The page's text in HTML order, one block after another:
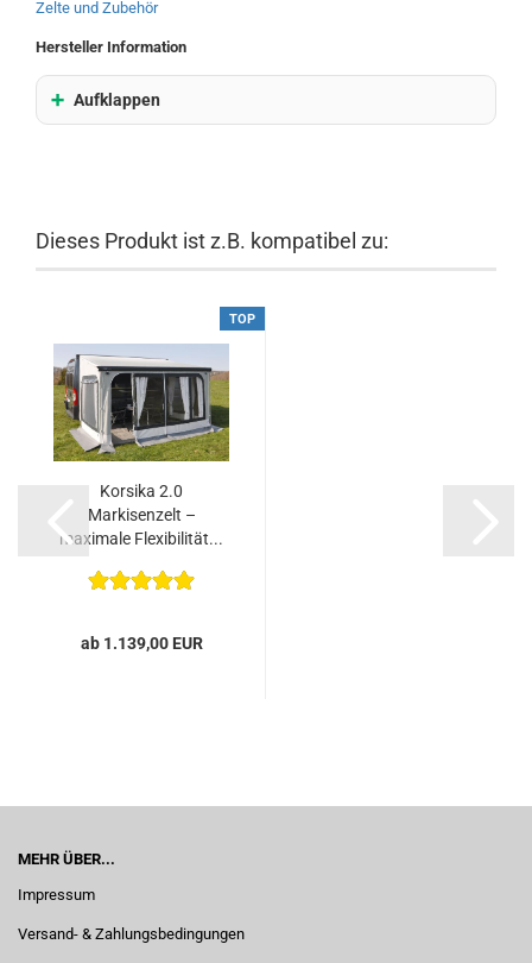
Zelte und Zubehör
Hersteller Information
Aufklappen
Dieses Produkt ist z.B. kompatibel zu:
TOP
Korsika 2.0
Markisenzelt –
maximale Flexibilität...
ab 1.139,00 EUR
MEHR ÜBER...
Impressum
Versand- & Zahlungsbedingungen